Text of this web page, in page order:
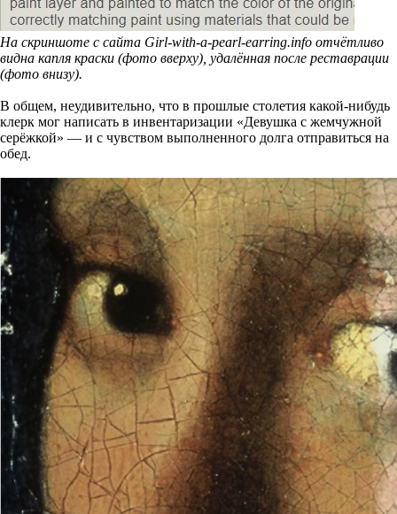
На скриншоте с сайта Girl-with-a-pearl-earring.info отчётливо
видна капля краски (фото вверху), удалённая после реставрации
(фото внизу).
В общем, неудивительно, что в прошлые столетия какой-нибудь
клерк мог написать в инвентаризации «Девушка с жемчужной
серёжкой» — и с чувством выполненного долга отправиться на
обед.